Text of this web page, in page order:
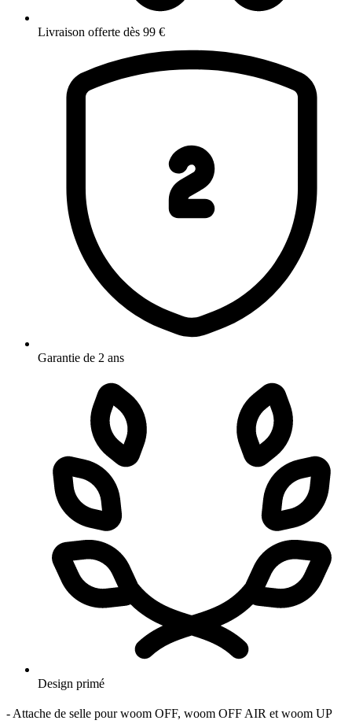
Livraison offerte dès 99 €
Garantie de 2 ans
Design primé
- Attache de selle pour woom OFF, woom OFF AIR et woom UP